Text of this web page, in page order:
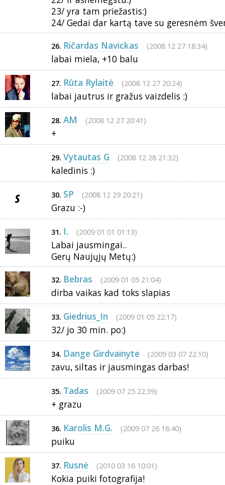
23/ yra tam priežastis:)
24/ Gedai dar kartą tave su geresnėm
26. Ričardas Navickas (2008 12 27 18:34)
labai miela, +10 balu
27. Rūta Rylaitė (2008 12 27 20:24)
labai jautrus ir gražus vaizdelis :)
28. AM (2008 12 27 20:41)
+
29. Vytautas G (2008 12 28 21:32)
kaledinis :)
30. SP (2008 12 29 20:21)
Grazu :-)
31. I. (2009 01 01 01:13)
Labai jausmingai..
Gerų Naujųjų Metų:)
32. Bebras (2009 01 05 21:04)
dirba vaikas kad toks slapias
33. Giedrius_In (2009 01 05 22:17)
32/ jo 30 min. po:)
34. Dange Girdvainyte (2009 03 07 22:10)
zavu, siltas ir jausmingas darbas!
35. Tadas (2009 07 25 22:39)
+ grazu
36. Karolis M.G. (2009 07 26 18:40)
puiku
37. Rusnė (2010 03 16 10:01)
Kokia puiki fotografija!